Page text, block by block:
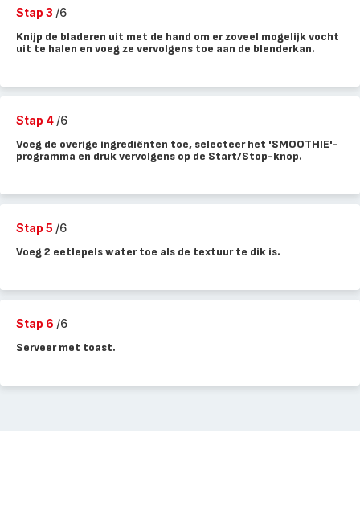
Stap 3 /6
Knijp de bladeren uit met de hand om er zoveel mogelijk vocht
uit te halen en voeg ze vervolgens toe aan de blenderkan.
Stap 4 /6
Voeg de overige ingrediënten toe, selecteer het 'SMOOTHIE'-
programma en druk vervolgens op de Start/Stop-knop.
Stap 5 /6
Voeg 2 eetlepels water toe als de textuur te dik is.
Stap 6 /6
Serveer met toast.